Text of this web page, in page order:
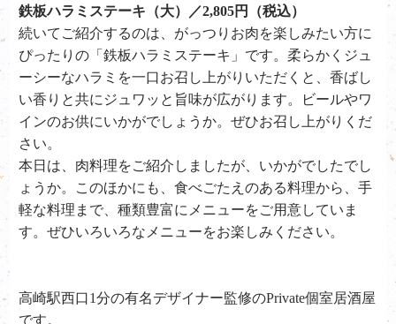
鉄板ハラミステーキ（大）／2,805円（税込）
続いてご紹介するのは、がっつりお肉を楽しみたい方に
ぴったりの「鉄板ハラミステーキ」です。柔らかくジュ
ーシーなハラミを一口お召し上がりいただくと、香ばし
い香りと共にジュワッと旨味が広がります。ビールやワ
インのお供にいかがでしょうか。ぜひお召し上がりくだ
さい。
本日は、肉料理をご紹介しましたが、いかがでしたでし
ょうか。このほかにも、食べごたえのある料理から、手
軽な料理まで、種類豊富にメニューをご用意していま
す。ぜひいろいろなメニューをお楽しみください。
高崎駅西口1分の有名デザイナー監修のPrivate個室居酒屋
です。